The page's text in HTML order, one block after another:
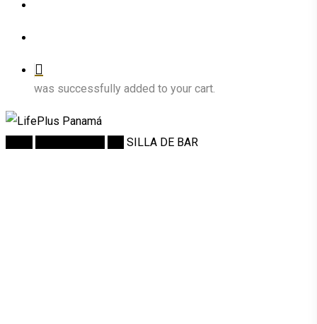
was successfully added to your cart.
SILLA DE BAR